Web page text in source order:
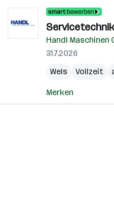
Handl Maschinen
31.7.2026
Wels
Vollzeit
Merken